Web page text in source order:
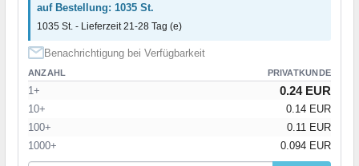
auf Bestellung: 1035 St.
1035 St. - Lieferzeit 21-28 Tag (e)
Benachrichtigung bei Verfügbarkeit
ANZAHL PRIVATKUNDE
1+ 0.24 EUR
10+
0.14 EUR
100+
0.11 EUR
1000+
0.094 EUR